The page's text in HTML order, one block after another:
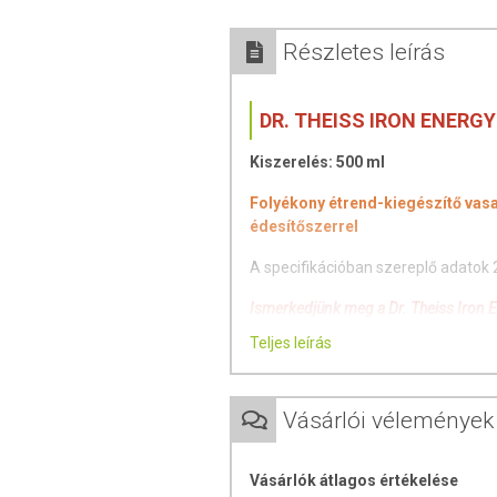
Részletes leírás
DR. THEISS IRON ENERGY
Kiszerelés: 500 ml
Folyékony étrend-kiegészítő
édesítőszerrel
A specifikációban szereplő adatok
Ismerkedjünk meg a Dr. Theiss Iron
A folyékony formulának
egyszerűen adagolható a
A szőlő- és almalé-
Alkoholmentes, glutén- és
Milyen egészségvédő hatással
Teljes leírás
Vásárlói vélemények
Vásárlók átlagos értékelése